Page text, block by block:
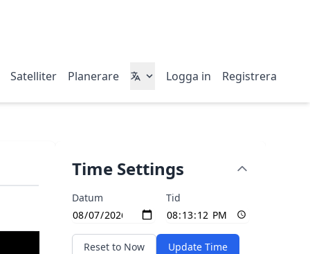
Satelliter Planerare Logga in Registrera
Time Settings
Datum Tid
Reset to Now Update Time